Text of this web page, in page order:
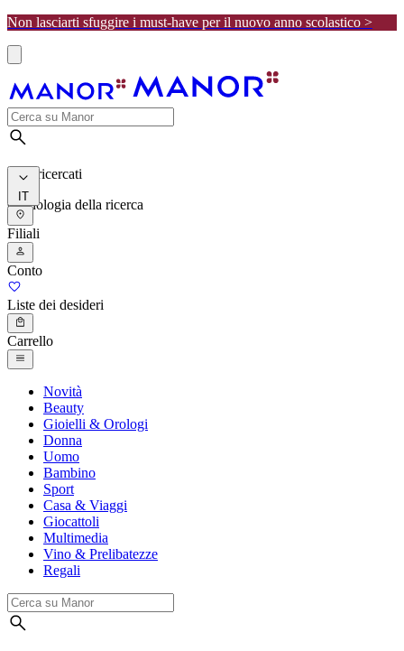
Non lasciarti sfuggire i must-have per il nuovo anno scolastico >
I più ricercati
Cronologia della ricerca
IT
Filiali
Conto
Liste dei desideri
Carrello
Novità
Beauty
Gioielli & Orologi
Donna
Uomo
Bambino
Sport
Casa & Viaggi
Giocattoli
Multimedia
Vino & Prelibatezze
Regali